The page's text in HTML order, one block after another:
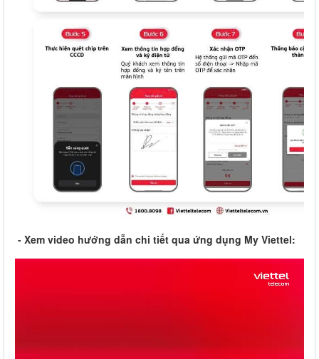
- Xem video hướng dẫn chi tiết qua ứng dụng My Viettel: